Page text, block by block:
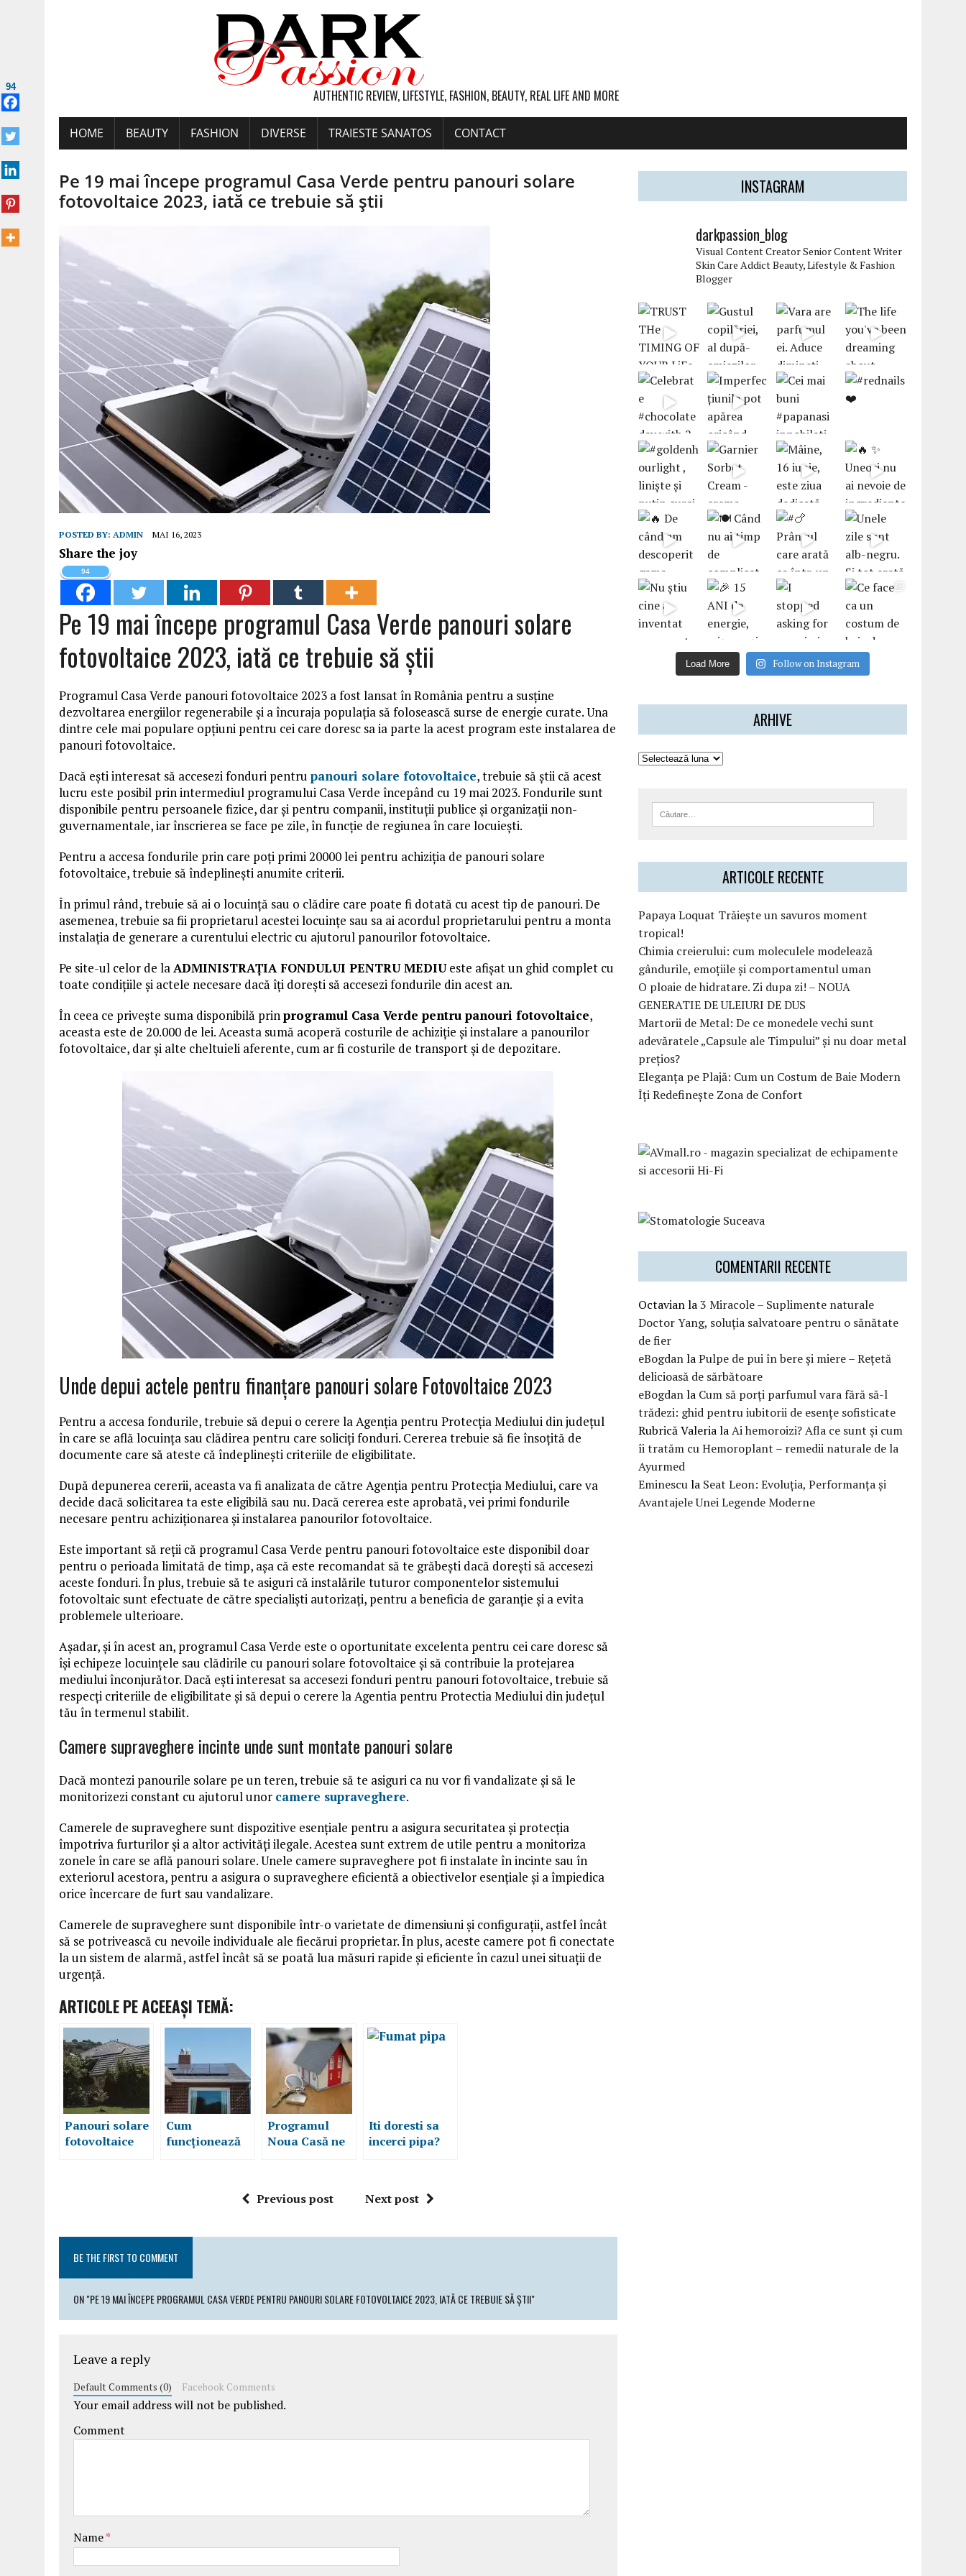
AUTHENTIC REVIEW, LIFESTYLE, FASHION, BEAUTY, REAL LIFE AND MORE
HOME BEAUTY FASHION DIVERSE TRAIESTE SANATOS CONTACT
Pe 19 mai începe programul Casa Verde pentru panouri solare
fotovoltaice 2023, iată ce trebuie să ştii
POSTED BY: ADMIN MAI 16, 2023
Share the joy
94
Pe 19 mai începe programul Casa Verde panouri solare
fotovoltaice 2023, iată ce trebuie să ştii
Programul Casa Verde panouri fotovoltaice 2023 a fost lansat în România pentru a susține
dezvoltarea energiilor regenerabile și a încuraja populația să folosească surse de energie curate. Una
dintre cele mai populare opțiuni pentru cei care doresc sa ia parte la acest program este instalarea de
panouri fotovoltaice.
Dacă ești interesat să accesezi fonduri pentru panouri solare fotovoltaice, trebuie să știi că acest
lucru este posibil prin intermediul programului Casa Verde începând cu 19 mai 2023. Fondurile sunt
disponibile pentru persoanele fizice, dar și pentru companii, instituții publice și organizații non-
guvernamentale, iar înscrierea se face pe zile, în funcție de regiunea în care locuiești.
Pentru a accesa fondurile prin care poți primi 20000 lei pentru achiziția de panouri solare
fotovoltaice, trebuie să îndeplinești anumite criterii.
În primul rând, trebuie să ai o locuință sau o clădire care poate fi dotată cu acest tip de panouri. De
asemenea, trebuie sa fii proprietarul acestei locuințe sau sa ai acordul proprietarului pentru a monta
instalația de generare a curentului electric cu ajutorul panourilor fotovoltaice.
Pe site-ul celor de laADMINISTRAȚIA FONDULUI PENTRU MEDIUeste afișat un ghid complet cu
toate condițiile și actele necesare dacă îți dorești să accesezi fondurile din acest an.
În ceea ce privește suma disponibilă prinprogramul Casa Verde pentru panouri fotovoltaice,
aceasta este de 20.000 de lei. Aceasta sumă acoperă costurile de achiziție și instalare a panourilor
fotovoltaice, dar și alte cheltuieli aferente, cum ar fi costurile de transport și de depozitare.
Unde depui actele pentru finanţare panouri solare Fotovoltaice 2023
Pentru a accesa fondurile, trebuie să depui o cerere la Agenția pentru Protecția Mediului din județul
în care se află locuința sau clădirea pentru care soliciți fonduri. Cererea trebuie să fie însoțită de
documente care să ateste că îndeplinești criteriile de eligibilitate.
După depunerea cererii, aceasta va fi analizata de către Agenția pentru Protecția Mediului, care va
decide dacă solicitarea ta este eligibilă sau nu. Dacă cererea este aprobată, vei primi fondurile
necesare pentru achiziționarea și instalarea panourilor fotovoltaice.
Este important să reții că programul Casa Verde pentru panouri fotovoltaice este disponibil doar
pentru o perioada limitată de timp, aşa că este recomandat să te grăbești dacă dorești să accesezi
aceste fonduri. În plus, trebuie să te asiguri că instalările tuturor componentelor sistemului
fotovoltaic sunt efectuate de către specialiști autorizați, pentru a beneficia de garanție și a evita
problemele ulterioare.
Așadar, și în acest an, programul Casa Verde este o oportunitate excelenta pentru cei care doresc să
își echipeze locuințele sau clădirile cu panouri solare fotovoltaice și să contribuie la protejarea
mediului înconjurător. Dacă ești interesat sa accesezi fonduri pentru panouri fotovoltaice, trebuie să
respecți criteriile de eligibilitate și să depui o cerere la Agentia pentru Protectia Mediului din județul
tău în termenul stabilit.
Camere supraveghere incinte unde sunt montate panouri solare
Dacă montezi panourile solare pe un teren, trebuie să te asiguri ca nu vor fi vandalizate şi să le
monitorizezi constant cu ajutorul unor camere supraveghere.
Camerele de supraveghere sunt dispozitive esențiale pentru a asigura securitatea și protecția
împotriva furturilor și a altor activități ilegale. Acestea sunt extrem de utile pentru a monitoriza
zonele în care se află panouri solare. Unele camere supraveghere pot fi instalate în incinte sau în
exteriorul acestora, pentru a asigura o supraveghere eficientă a obiectivelor esențiale și a împiedica
orice încercare de furt sau vandalizare.
Camerele de supraveghere sunt disponibile într-o varietate de dimensiuni și configurații, astfel încât
să se potrivească cu nevoile individuale ale fiecărui proprietar. În plus, aceste camere pot fi conectate
la un sistem de alarmă, astfel încât să se poată lua măsuri rapide și eficiente în cazul unei situații de
urgență.
94
ARTICOLE PE ACEEAŞI TEMĂ:
Panouri solare
fotovoltaice
Cum
funcționează
Programul
Noua Casă ne
Iti doresti sa
incerci pipa?
Previous post Next post
BE THE FIRST TO COMMENT
ON "PE 19 MAI ÎNCEPE PROGRAMUL CASA VERDE PENTRU PANOURI SOLARE FOTOVOLTAICE 2023, IATĂ CE TREBUIE SĂ ŞTII"
Leave a reply
Default Comments (0) Facebook Comments
Your email address will not be published.
Comment
Name*
INSTAGRAM
darkpassion_blog
Visual Content CreatorSenior Content Writer
Skin Care AddictBeauty, Lifestyle & Fashion
Blogger
Load More Follow on Instagram
ARHIVE
ARTICOLE RECENTE
Papaya Loquat Trăiește un savuros moment
tropical!
Chimia creierului: cum moleculele modelează
gândurile, emoțiile și comportamentul uman
O ploaie de hidratare. Zi dupa zi! – NOUA
GENERATIE DE ULEIURI DE DUS
Martorii de Metal: De ce monedele vechi sunt
adevăratele „Capsule ale Timpului” și nu doar metal
prețios?
Eleganța pe Plajă: Cum un Costum de Baie Modern
Îți Redefinește Zona de Confort
COMENTARII RECENTE
Octavianla3 Miracole – Suplimente naturale
Doctor Yang, soluția salvatoare pentru o sănătate
de fier
eBogdanlaPulpe de pui în bere și miere – Rețetă
delicioasă de sărbătoare
eBogdanla Cum să porți parfumul vara fără să-l
trădezi: ghid pentru iubitorii de esențe sofisticate
Rubrică ValerialaAi hemoroizi? Afla ce sunt și cum
îi tratăm cu Hemoroplant – remedii naturale de la
Ayurmed
Eminescula Seat Leon: Evoluția, Performanța și
Avantajele Unei Legende Moderne